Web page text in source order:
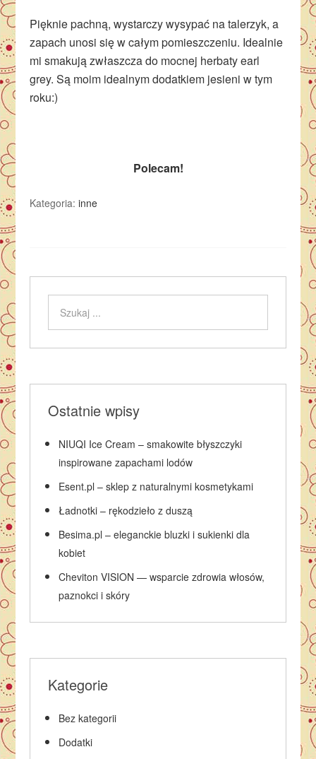
Pięknie pachną, wystarczy wysypać na talerzyk, a
zapach unosi się w całym pomieszczeniu. Idealnie
mi smakują zwłaszcza do mocnej herbaty earl
grey. Są moim idealnym dodatkiem jesieni w tym
roku:)
Polecam!
Kategoria:inne
Ostatnie wpisy
NIUQI Ice Cream – smakowite błyszczyki
inspirowane zapachami lodów
Esent.pl – sklep z naturalnymi kosmetykami
Ładnotki – rękodzieło z duszą
Besima.pl – eleganckie bluzki i sukienki dla
kobiet
Cheviton VISION — wsparcie zdrowia włosów,
paznokci i skóry
Kategorie
Bez kategorii
Dodatki